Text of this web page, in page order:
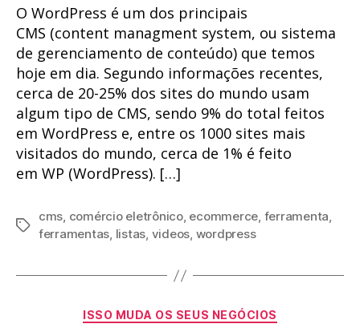
O WordPress é um dos principais
CMS (content managment system, ou sistema
de gerenciamento de conteúdo) que temos
hoje em dia. Segundo informações recentes,
cerca de 20-25% dos sites do mundo usam
algum tipo de CMS, sendo 9% do total feitos
em WordPress e, entre os 1000 sites mais
visitados do mundo, cerca de 1% é feito
em WP (WordPress). […]
Tags
cms, comércio eletrônico, ecommerce, ferramenta,
ferramentas, listas, videos, wordpress
Categorias
ISSO MUDA OS SEUS NEGÓCIOS